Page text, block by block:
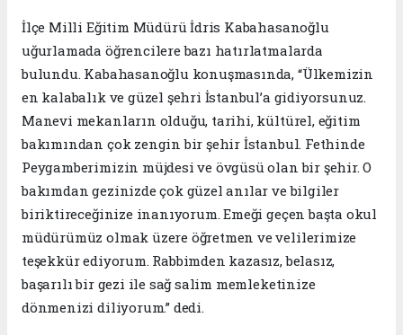
İlçe Milli Eğitim Müdürü İdris Kabahasanoğlu
uğurlamada öğrencilere bazı hatırlatmalarda
bulundu. Kabahasanoğlu konuşmasında, “Ülkemizin
en kalabalık ve güzel şehri İstanbul’a gidiyorsunuz.
Manevi mekanların olduğu, tarihi, kültürel, eğitim
bakımından çok zengin bir şehir İstanbul. Fethinde
Peygamberimizin müjdesi ve övgüsü olan bir şehir. O
bakımdan gezinizde çok güzel anılar ve bilgiler
biriktireceğinize inanıyorum. Emeği geçen başta okul
müdürümüz olmak üzere öğretmen ve velilerimize
teşekkür ediyorum. Rabbimden kazasız, belasız,
başarılı bir gezi ile sağ salim memleketinize
dönmenizi diliyorum.” dedi.